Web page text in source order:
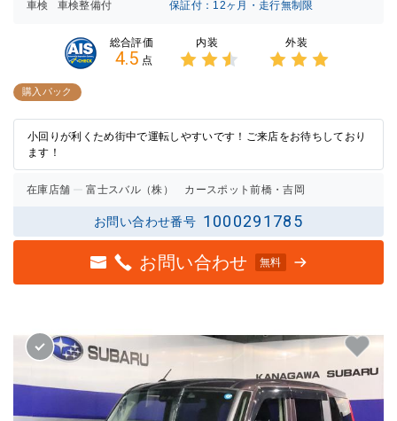
車検 車検整備付 保証付：12ヶ月・走行無制限
総合評価
4.5 点
内装 外装
購入パック
小回りが利くため街中で運転しやすいです！ご来店をお待ちしており
ます！
在庫店舗 富士スバル（株） カースポット前橋・吉岡
お問い合わせ番号 1000291785
お問い合わせ 無料